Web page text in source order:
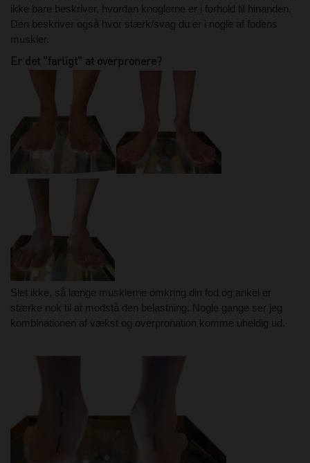
ikke bare beskriver, hvordan knoglerne er i forhold til hinanden.
Den beskriver også hvor stærk/svag du er i nogle af fodens
muskler.
Er det "farligt" at overpronere?
Slet ikke, så længe musklerne omkring din fod og ankel er
stærke nok til at modstå den belastning. Nogle gange ser jeg
kombinationen af vækst og overpronation komme uheldig ud.